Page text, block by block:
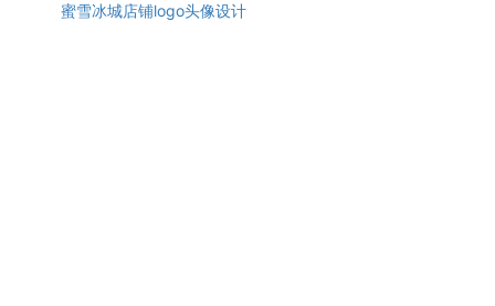
蜜雪冰城店铺logo头像设计